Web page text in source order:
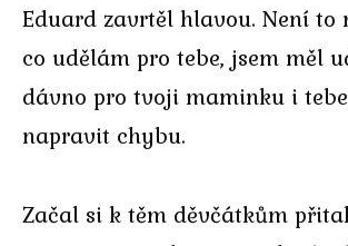
Eduard zavrtěl hlavou. Není to
co udělám pro tebe, jsem měl
dávno pro tvoji maminku i
napravit chybu.
Začal si k těm děvčátkům